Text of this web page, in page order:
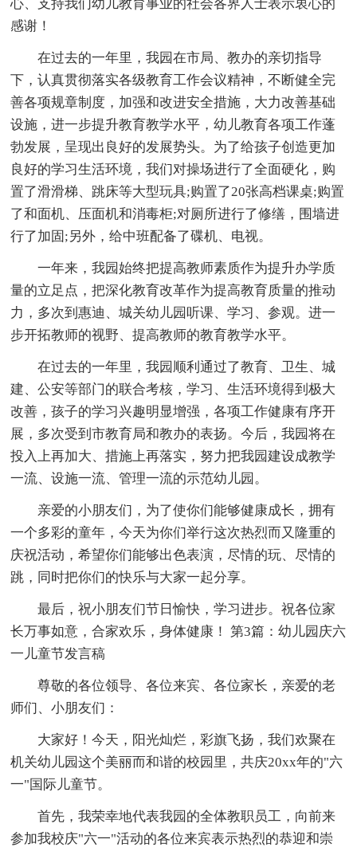
心、支持我们幼儿教育事业的社会各界人士表示衷心的
感谢！
在过去的一年里，我园在市局、教办的亲切指导
下，认真贯彻落实各级教育工作会议精神，不断健全完
善各项规章制度，加强和改进安全措施，大力改善基础
设施，进一步提升教育教学水平，幼儿教育各项工作蓬
勃发展，呈现出良好的发展势头。为了给孩子创造更加
良好的学习生活环境，我们对操场进行了全面硬化，购
置了滑滑梯、跳床等大型玩具;购置了20张高档课桌;购置
了和面机、压面机和消毒柜;对厕所进行了修缮，围墙进
行了加固;另外，给中班配备了碟机、电视。
一年来，我园始终把提高教师素质作为提升办学质
量的立足点，把深化教育改革作为提高教育质量的推动
力，多次到惠迪、城关幼儿园听课、学习、参观。进一
步开拓教师的视野、提高教师的教育教学水平。
在过去的一年里，我园顺利通过了教育、卫生、城
建、公安等部门的联合考核，学习、生活环境得到极大
改善，孩子的学习兴趣明显增强，各项工作健康有序开
展，多次受到市教育局和教办的表扬。今后，我园将在
投入上再加大、措施上再落实，努力把我园建设成教学
一流、设施一流、管理一流的示范幼儿园。
亲爱的小朋友们，为了使你们能够健康成长，拥有
一个多彩的童年，今天为你们举行这次热烈而又隆重的
庆祝活动，希望你们能够出色表演，尽情的玩、尽情的
跳，同时把你们的快乐与大家一起分享。
最后，祝小朋友们节日愉快，学习进步。祝各位家
长万事如意，合家欢乐，身体健康！ 第3篇：幼儿园庆六
一儿童节发言稿
尊敬的各位领导、各位来宾、各位家长，亲爱的老
师们、小朋友们：
大家好！今天，阳光灿烂，彩旗飞扬，我们欢聚在
机关幼儿园这个美丽而和谐的校园里，共庆20xx年的"六
一"国际儿童节。
首先，我荣幸地代表我园的全体教职员工，向前来
参加我校庆"六一"活动的各位来宾表示热烈的恭迎和崇